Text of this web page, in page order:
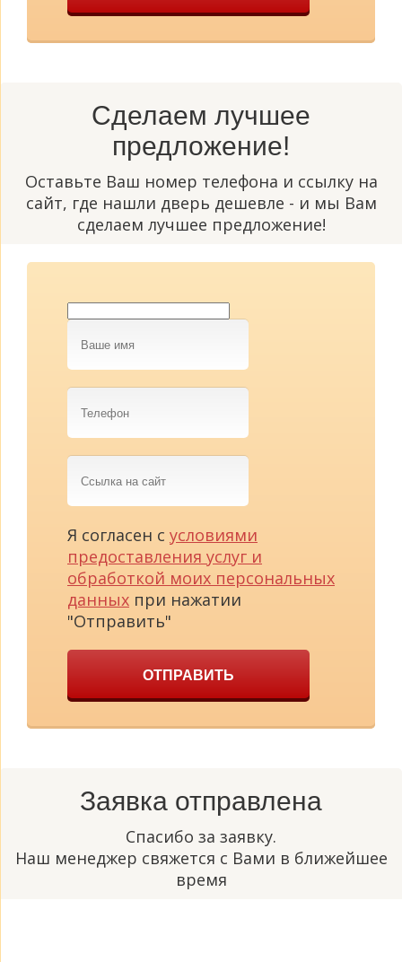
Сделаем лучшее
предложение!
Оставьте Ваш номер телефона и ссылку на
сайт, где нашли дверь дешевле - и мы Вам
сделаем лучшее предложение!
Ваше
имя
Телефон
Ссылка
на
сайт
Я согласен с условиями
предоставления услуг и
обработкой моих персональных
данных при нажатии
"Отправить"
ОТПРАВИТЬ
Заявка отправлена
Спасибо за заявку.
Наш менеджер свяжется с Вами в ближейшее
время